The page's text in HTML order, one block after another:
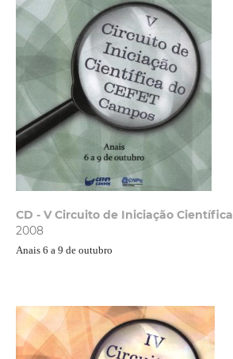
CD - V Circuito de Iniciação Científica
2008
Anais 6 a 9 de outubro